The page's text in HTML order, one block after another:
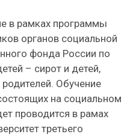
в рамках программы
органов социальной
фонда России по
– сирот и детей,
Обучение
на социальном
проводится в рамах
третьего